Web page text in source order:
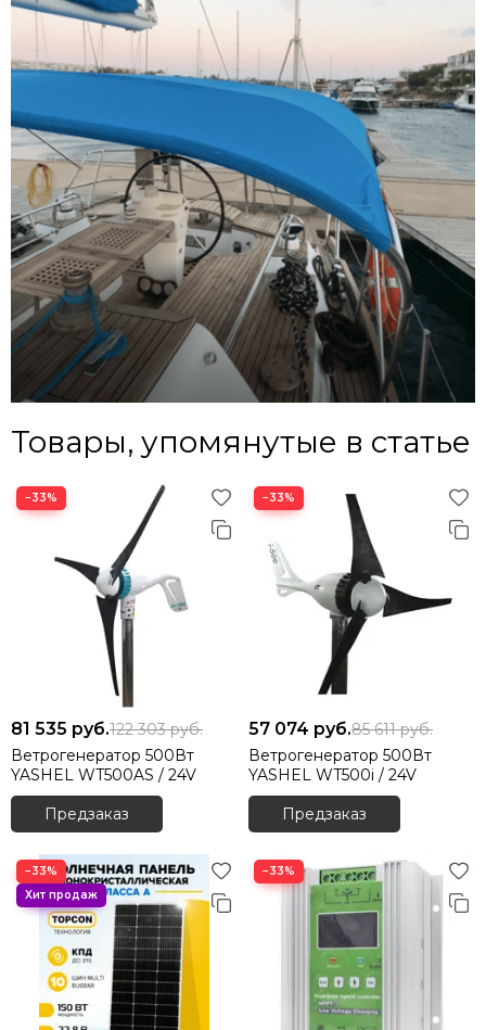
Товары, упомянутые в статье
−33%
81 535 руб.122 303руб.
Ветрогенератор 500Вт
YASHEL WT500AS / 24V
Предзаказ
−33%
57 074 руб.85 611руб.
Ветрогенератор 500Вт
YASHEL WT500i / 24V
Предзаказ
−33% −33%